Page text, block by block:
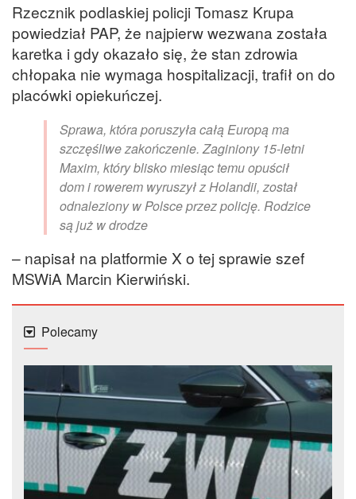
Rzecznik podlaskiej policji Tomasz Krupa
powiedział PAP, że najpierw wezwana została
karetka i gdy okazało się, że stan zdrowia
chłopaka nie wymaga hospitalizacji, trafił on do
placówki opiekuńczej.
Sprawa, która poruszyła całą Europą ma
szczęśliwe zakończenie. Zaginiony 15-letni
Maxim, który blisko miesiąc temu opuścił
dom i rowerem wyruszył z Holandii, został
odnaleziony w Polsce przez policję. Rodzice
są już w drodze
– napisał na platformie X o tej sprawie szef
MSWiA Marcin Kierwiński.
Polecamy